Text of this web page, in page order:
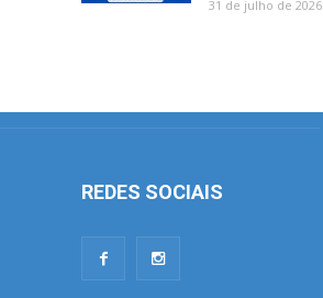
31 de julho de 2026
REDES SOCIAIS